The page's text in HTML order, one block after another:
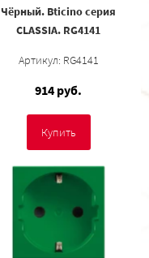
Чёрный. Bticino серия
CLASSIA. RG4141
Артикул: RG4141
914 руб.
Купить